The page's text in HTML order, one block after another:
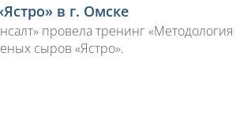
в г. Омске
провела тренинг
сыров «Ястро».